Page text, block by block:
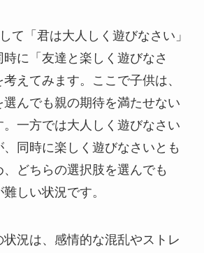
て「君は大人しく遊びなさい」
に「友達と楽しく遊びなさ
えてみます。ここで子供は、
選んでも親の期待を満たせない
一方では大人しく遊びなさい
、同時に楽しく遊びなさいとも
どちらの選択肢を選んでも
しい状況です。
況は、感情的な混乱やストレ